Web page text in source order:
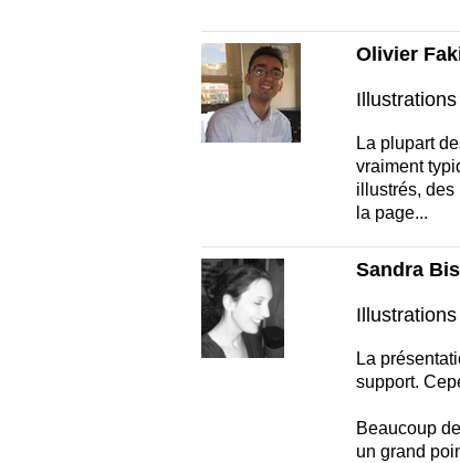
Olivier
Illustrations
La plupart
vraiment
illustrés,
la page...
Sandra
Illustrations
La
support.
Beaucoup
un grand